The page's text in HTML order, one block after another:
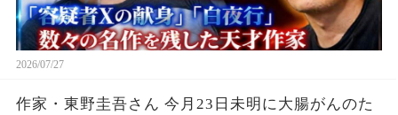
2026/07/27
作家・東野圭吾さん 今月23日未明に大腸がんのた